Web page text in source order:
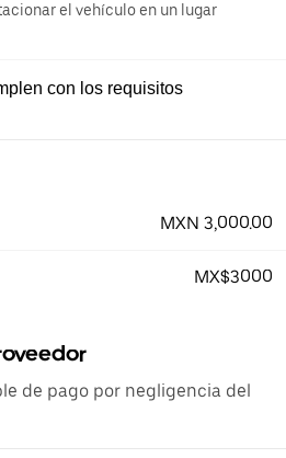
el vehículo en un lugar
con los requisitos
MXN 3,000.00
MX$3000
de pago por negligencia del